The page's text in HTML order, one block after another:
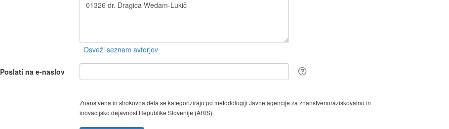
Poslati na e-naslov
Znanstvena in strokovna dela se kategorizirajo po metodologiji Javne agencije za znanstvenoraziskovalno in
inovacijsko dejavnost Republike Slovenije (ARIS).